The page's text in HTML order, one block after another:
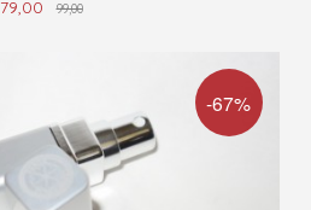
Tilbud
79,00 99,00
-67%